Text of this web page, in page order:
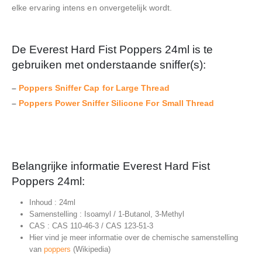
elke ervaring intens en onvergetelijk wordt.
De Everest Hard Fist Poppers 24ml is te
gebruiken met onderstaande sniffer(s):
– Poppers Sniffer Cap for Large Thread
– Poppers Power Sniffer Silicone For Small Thread
Belangrijke informatie Everest Hard Fist
Poppers 24ml:
Inhoud : 24ml
Samenstelling : Isoamyl / 1-Butanol, 3-Methyl
CAS : CAS 110-46-3 / CAS 123-51-3
Hier vind je meer informatie over de chemische samenstelling
van poppers (Wikipedia)